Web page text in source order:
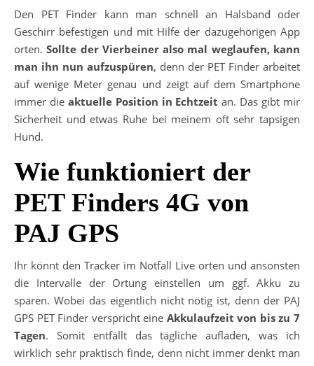
Den PET Finder kann man schnell an Halsband oder
Geschirr befestigen und mit Hilfe der dazugehörigen App
orten.Sollte der Vierbeiner also mal weglaufen, kann
man ihn nun aufzuspüren, denn der PET Finder arbeitet
auf wenige Meter genau und zeigt auf dem Smartphone
immer die aktuelle Position in Echtzeit an. Das gibt mir
Sicherheit und etwas Ruhe bei meinem oft sehr tapsigen
Hund.
Wie funktioniert der
PET Finders 4G von
PAJ GPS
Ihr könnt den Tracker im Notfall Live orten und ansonsten
die Intervalle der Ortung einstellen um ggf. Akku zu
sparen. Wobei das eigentlich nicht nötig ist, denn der PAJ
GPS PET Finder verspricht eine Akkulaufzeit von bis zu 7
Tagen. Somit entfällt das tägliche aufladen, was ich
wirklich sehr praktisch finde, denn nicht immer denkt man